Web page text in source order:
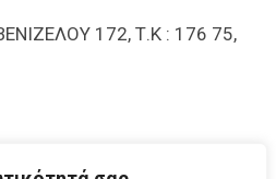
172, Τ.Κ : 176 75,